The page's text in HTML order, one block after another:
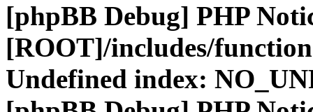
[phpBB Debug] PHP
[ROOT]/includes/
Undefined index: